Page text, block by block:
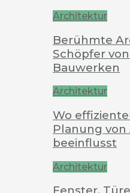
Architektur
Berühmte
Schöpfer
Bauwerken
Architektur
Wo
Planung
beeinflusst
Architektur